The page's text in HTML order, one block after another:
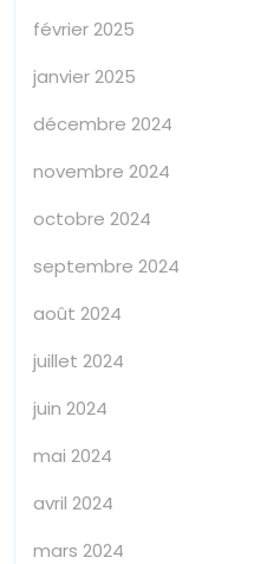
février 2025
janvier 2025
décembre 2024
novembre 2024
octobre 2024
septembre 2024
août 2024
juillet 2024
juin 2024
mai 2024
avril 2024
mars 2024